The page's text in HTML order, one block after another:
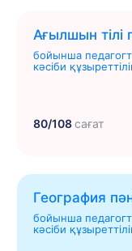
Ағылшын тілі
бойынша
кәсіби
80/108сағат
География
бойынша
кәсіби